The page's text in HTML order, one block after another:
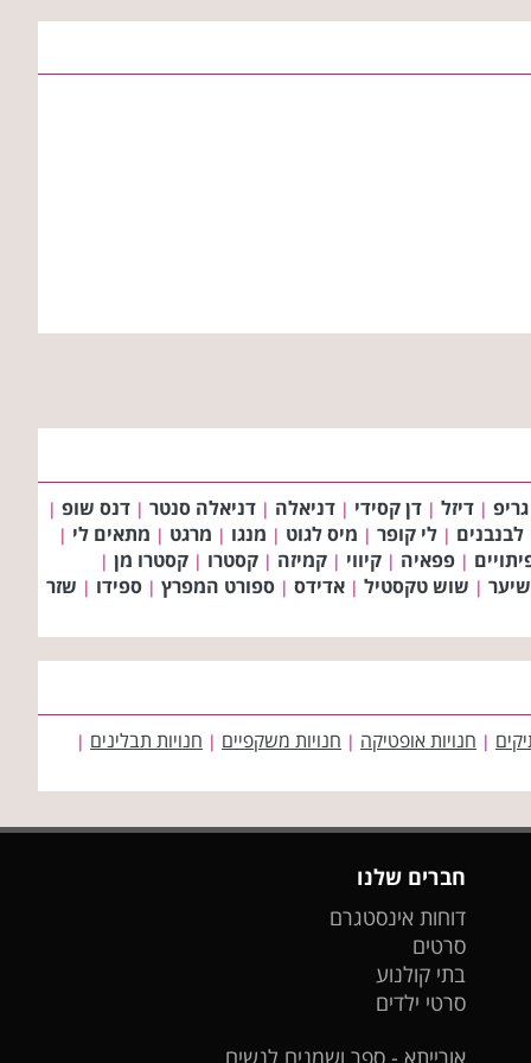
גריפ | דיזל | דן קסידי | דניאלה | דניאלה סנטר | דנס שופ |
לבנבנים | לי קופר | מיס לגוט | מנגו | מרגט | מתאים לי |
| פפאיה | קיווי | קמיזה | קסטרו | קסטרו מן |
| שוש טקסטיל | אדידס | ספורט המפרץ | ספידו | שזר
| חנויות אופטיקה | חנויות משקפיים | חנויות תבלינים |
חברים שלנו
דוחות אינסטגרם
סרטים
בתי קולנוע
סרטי ילדים
אורייתא - ספר ושמנים לנשים